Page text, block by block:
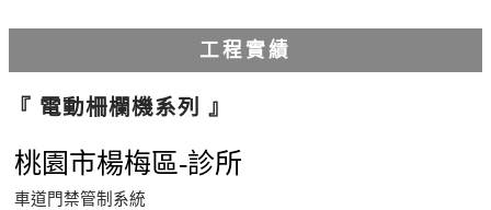
工程實績
車輪檔防撞條系列
人員通關管制機系列
電動柵欄機系列
『 電動柵欄機系列 』
桃園市楊梅區-診所
車道門禁管制系統